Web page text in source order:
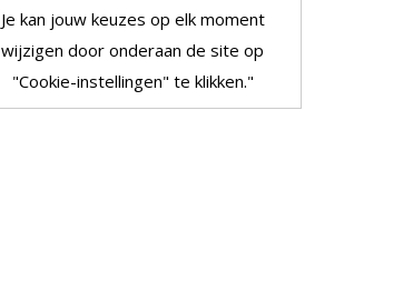
Je kan jouw keuzes op elk moment
wijzigen door onderaan de site op
"Cookie-instellingen" te klikken."